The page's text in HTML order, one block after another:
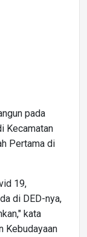
pada
Kecamatan
Pertama di
19,
di DED-nya,
kata
Kebudayaan